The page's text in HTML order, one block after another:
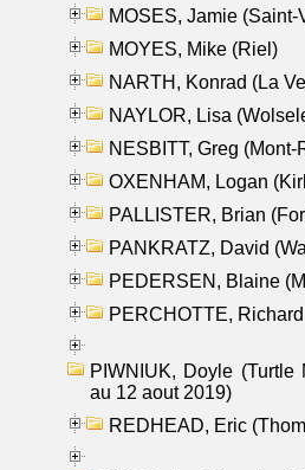
MOSES, Jamie (Saint-
MOYES, Mike (Riel)
NARTH, Konrad (La
NAYLOR, Lisa
NESBITT, Greg (Mont-
OXENHAM, Logan
PALLISTER, Brian
PANKRATZ, David
PEDERSEN, Blaine
PERCHOTTE,
PIWNIUK, Doyle (Turtle
au 12 aout 2019)
REDHEAD, Eric